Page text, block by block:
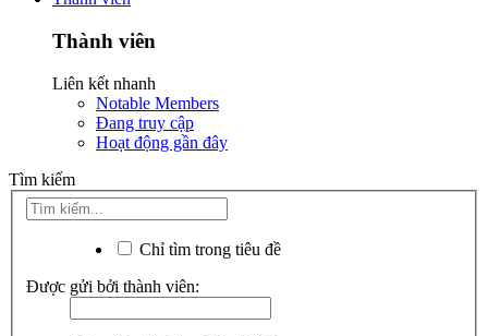
Thành viên
Liên kết nhanh
Notable Members
Đang truy cập
Hoạt động gần đây
Tìm kiếm
Chỉ tìm trong tiêu đề
Được gửi bởi thành viên: